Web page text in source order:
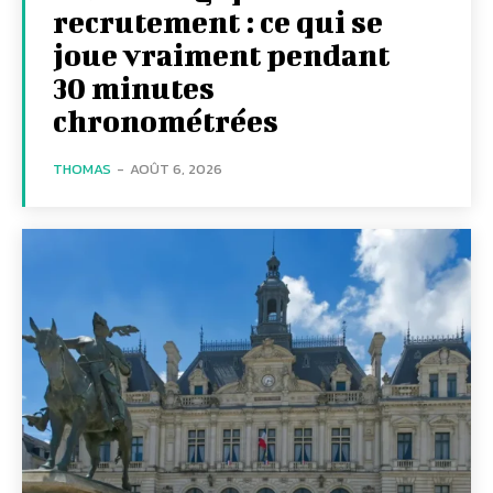
recrutement : ce qui se
joue vraiment pendant
30 minutes
chronométrées
THOMAS - AOÛT 6, 2026